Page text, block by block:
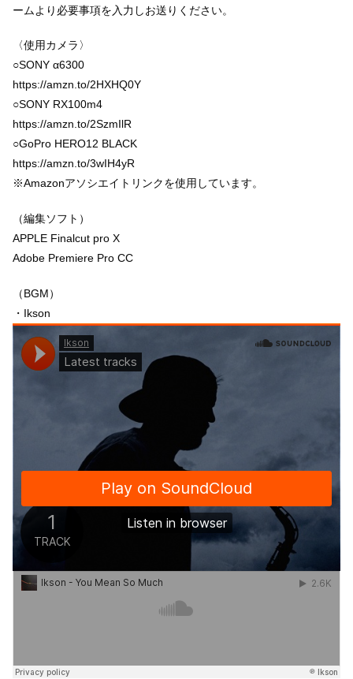
ームより必要事項を入力しお送りください。
〈使用カメラ〉
○SONY α6300
https://amzn.to/2HXHQ0Y
○SONY RX100m4
https://amzn.to/2SzmIlR
○GoPro HERO12 BLACK
https://amzn.to/3wIH4yR
※Amazonアソシエイトリンクを使用しています。
（編集ソフト）
APPLE Finalcut pro X
Adobe Premiere Pro CC
（BGM）
・Ikson